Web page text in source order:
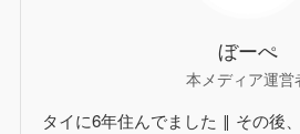
ぼーぺ
本メディア運営
タイに6年住んでました ‖ その後